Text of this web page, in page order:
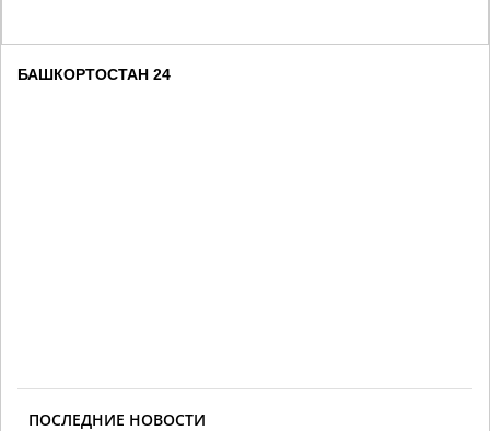
БАШКОРТОСТАН 24
ПОСЛЕДНИЕ НОВОСТИ